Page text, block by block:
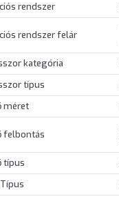
rendszer
rendszer felár
kategória
típus
méret
felbontás
típus